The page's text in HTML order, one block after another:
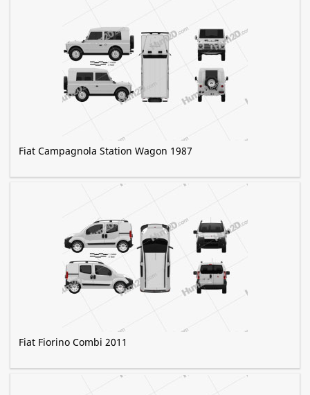
Fiat Campagnola Station Wagon 1987
Fiat Fiorino Combi 2011